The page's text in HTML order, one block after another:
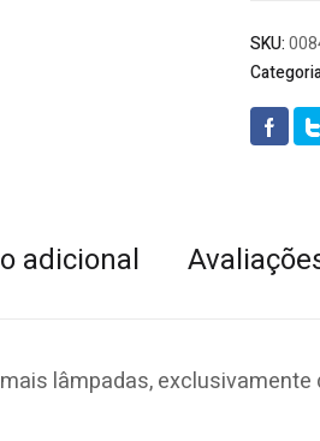
SKU:
adicional
lâmpadas,